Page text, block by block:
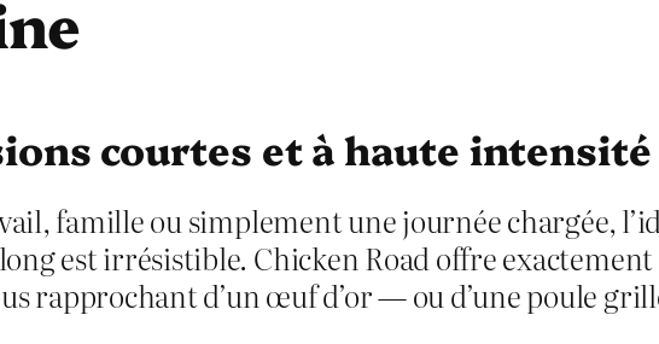
courtes et à haute
famille ou simplement une journée chargée,
est irrésistible. Chicken Road offre
rapprochant d’un œuf d’or — ou d’une poule